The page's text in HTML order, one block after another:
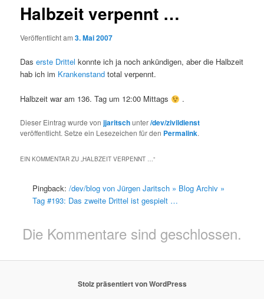
Halbzeit verpennt …
Veröffentlicht am3. Mai 2007
Daserste Drittel konnte ich ja noch ankündigen, aber die Halbzeit
hab ich im Krankenstand total verpennt.
Halbzeit war am 136. Tag um 12:00 Mittags .
Dieser Eintrag wurde vonjjaritschunter/dev/zivildienst
veröffentlicht. Setze ein Lesezeichen für den Permalink.
EIN KOMMENTAR ZU „HALBZEIT VERPENNT …“
Pingback:/dev/blog von Jürgen Jaritsch » Blog Archiv »
Tag #193: Das zweite Drittel ist gespielt …
Die Kommentare sind geschlossen.
Stolz präsentiert von WordPress